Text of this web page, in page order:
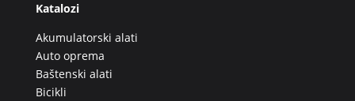
Katalozi
Akumulatorski alati
Auto oprema
Baštenski alati
Bicikli